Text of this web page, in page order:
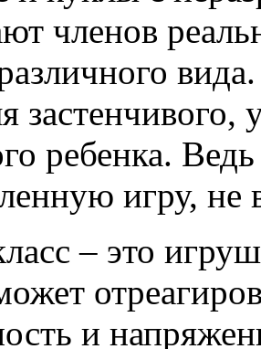
членов
застенчивого,
ребенка.
игру, не
– это
и